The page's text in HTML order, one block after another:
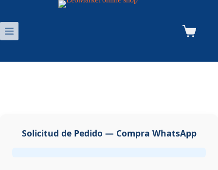
contenido
Carro
Solicitud de Pedido — Compra WhatsApp